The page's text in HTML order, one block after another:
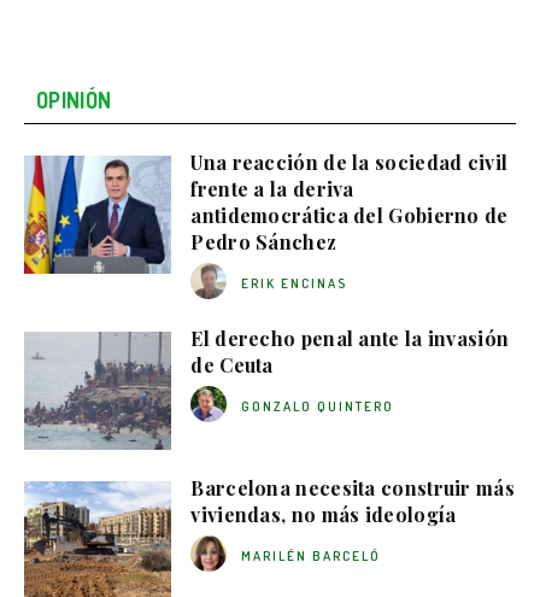
OPINIÓN
Una reacción de la sociedad civil
frente a la deriva
antidemocrática del Gobierno de
Pedro Sánchez
ERIK ENCINAS
El derecho penal ante la invasión
de Ceuta
GONZALO QUINTERO
Barcelona necesita construir más
viviendas, no más ideología
MARILÉN BARCELÓ